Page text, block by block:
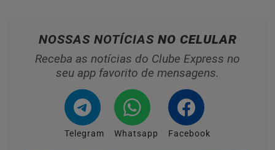
NOSSAS NOTÍCIAS NO CELULAR
Receba as notícias do Clube Express no
seu app favorito de mensagens.
Telegram Whatsapp Facebook